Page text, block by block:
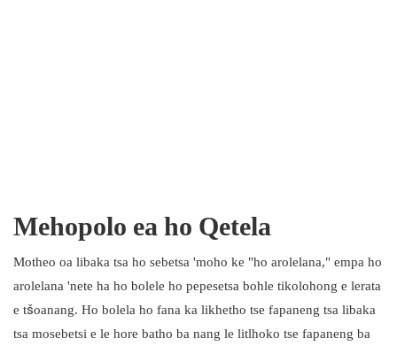
Mehopolo ea ho Qetela
Motheo oa libaka tsa ho sebetsa 'moho ke "ho arolelana," empa ho
arolelana 'nete ha ho bolele ho pepesetsa bohle tikolohong e lerata
e tšoanang. Ho bolela ho fana ka likhetho tse fapaneng tsa libaka
tsa mosebetsi e le hore batho ba nang le litlhoko tse fapaneng ba